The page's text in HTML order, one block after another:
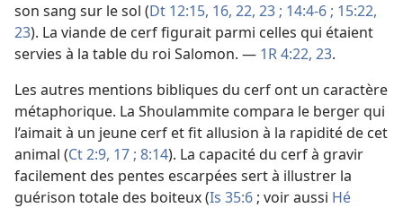
son sang sur le sol (Dt 12:15, 16, 22, 23 ; 14:4-6 ; 15:22,
23). La viande de cerf figurait parmi celles qui étaient
servies à la table du roi Salomon. — 1R 4:22, 23.
Les autres mentions bibliques du cerf ont un caractère
métaphorique. La Shoulammite compara le berger qui
l’aimait à un jeune cerf et fit allusion à la rapidité de cet
animal (Ct 2:9, 17 ; 8:14). La capacité du cerf à gravir
facilement des pentes escarpées sert à illustrer la
guérison totale des boiteux (Is 35:6 ; voir aussi Hé